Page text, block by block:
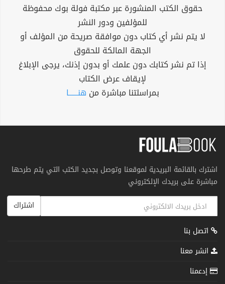
حقوق الكتب المنشورة عبر مكتبة فولة بوك محفوظة
للمؤلفين ودور النشر
لا يتم نشر أي كتاب دون موافقة صريحة من المؤلف أو
الجهة المالكة للحقوق
إذا تم نشر كتابك دون علمك أو بدون إذنك، يرجى الإبلاغ
لإيقاف عرض الكتاب
بمراسلتنا مباشرة من هنــــــا
اشترك بالقائمة البريدية لموقعنا وتوصل بجديد الكتب التي يتم طرحها
مباشرة على بريدك الإلكتروني
اشتراك
اتصل بنا
انشر معنا
إدعمنا